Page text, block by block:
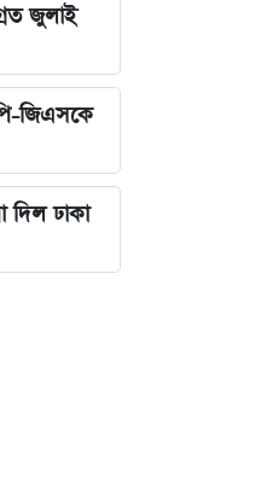
জুলাই
জিএসকে
দিল ঢাকা